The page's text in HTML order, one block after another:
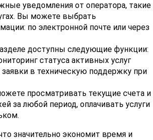
уведомления от оператора, такие
Вы можете выбрать
по электронной почте или через
доступны следующие функции:
статуса активных услуг
в техническую поддержку при
просматривать текущие счета и
за любой период, оплачивать услуги
значительно экономит время и